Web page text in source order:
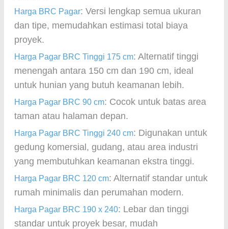
Harga BRC Pagar: Versi lengkap semua ukuran
dan tipe, memudahkan estimasi total biaya
proyek.
Harga Pagar BRC Tinggi 175 cm: Alternatif tinggi
menengah antara 150 cm dan 190 cm, ideal
untuk hunian yang butuh keamanan lebih.
Harga Pagar BRC 90 cm: Cocok untuk batas area
taman atau halaman depan.
Harga Pagar BRC Tinggi 240 cm: Digunakan untuk
gedung komersial, gudang, atau area industri
yang membutuhkan keamanan ekstra tinggi.
Harga Pagar BRC 120 cm: Alternatif standar untuk
rumah minimalis dan perumahan modern.
Harga Pagar BRC 190 x 240: Lebar dan tinggi
standar untuk proyek besar, mudah